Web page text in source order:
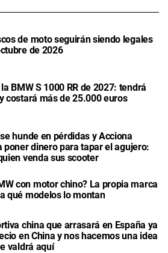
de moto seguirán siendo legales
de 2026
BMW S 1000 RR de 2027: tendrá
costará más de 25.000 euros
hunde en pérdidas y Acciona
poner dinero para tapar el agujero:
venda sus scooter
con motor chino? La propia marca
qué modelos lo montan
china que arrasará en España ya
en China y nos hacemos una idea
valdrá aquí